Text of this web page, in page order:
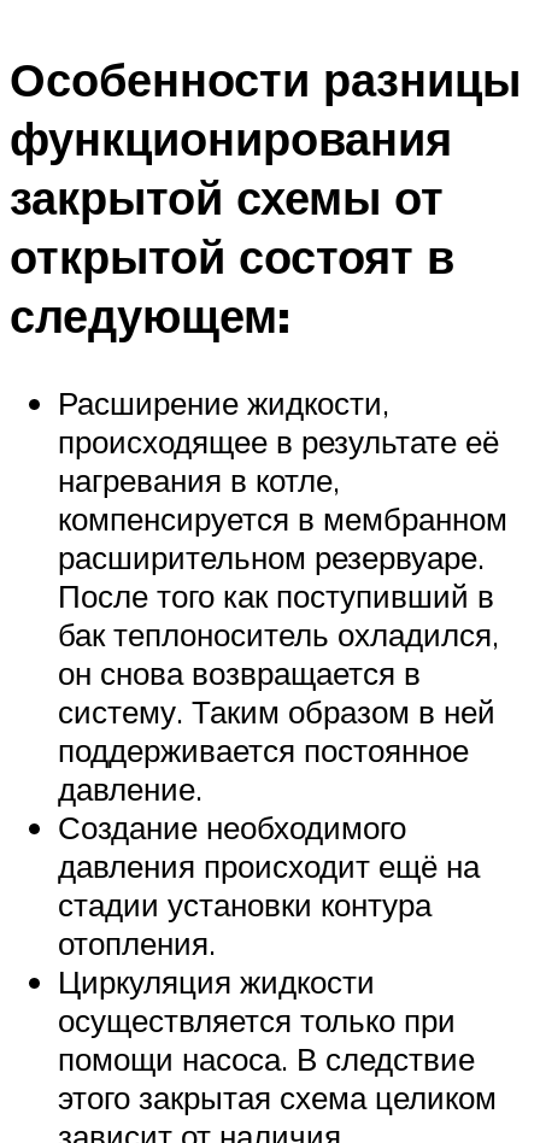
Особенности разницы
функционирования
закрытой схемы от
открытой состоят в
следующем:
Расширение жидкости,
происходящее в результате её
нагревания в котле,
компенсируется в мембранном
расширительном резервуаре.
После того как поступивший в
бак теплоноситель охладился,
он снова возвращается в
систему. Таким образом в ней
поддерживается постоянное
давление.
Создание необходимого
давления происходит ещё на
стадии установки контура
отопления.
Циркуляция жидкости
осуществляется только при
помощи насоса. В следствие
этого закрытая схема целиком
зависит от наличия